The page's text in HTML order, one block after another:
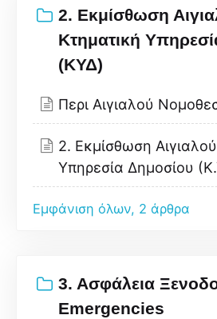
2. Εκμίσθωση
Κτηματική
(ΚΥΔ)
Περι Αιγιαλού
2. Εκμίσθωση
Υπηρεσία Δημοσίου
Εμφάνιση όλων, 2 άρθρα
3. Ασφάλεια
Emergencies